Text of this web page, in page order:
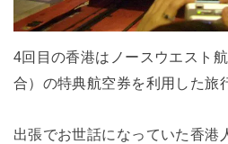
4回目の香港はノースウエスト
合）の特典航空券を利用した旅
出張でお世話になっていた香港